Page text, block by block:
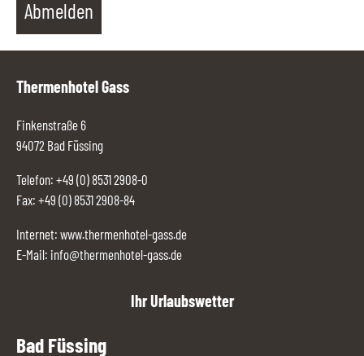
Thermenhotel Gass
Finkenstraße 6
94072 Bad Füssing
Telefon: +49 (0) 8531 2908-0
Fax: +49 (0) 8531 2908-84
Internet: www.thermenhotel-gass.de
E-Mail: info@thermenhotel-gass.de
Ihr Urlaubswetter
Bad Füssing